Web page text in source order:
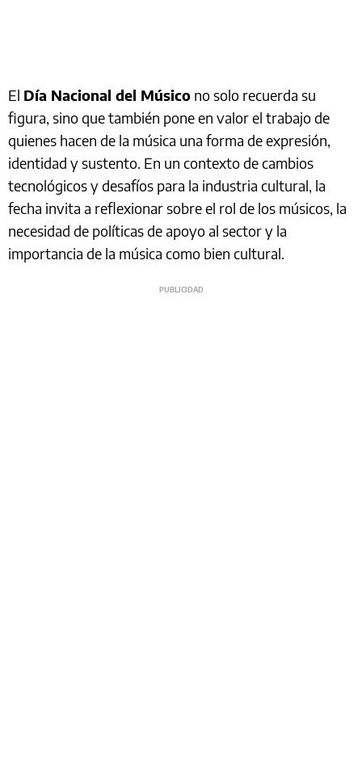
El Día Nacional del Músico no solo recuerda su
figura, sino que también pone en valor el trabajo de
quienes hacen de la música una forma de expresión,
identidad y sustento. En un contexto de cambios
tecnológicos y desafíos para la industria cultural, la
fecha invita a reflexionar sobre el rol de los músicos, la
necesidad de políticas de apoyo al sector y la
importancia de la música como bien cultural.